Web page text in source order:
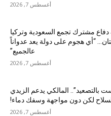
أغسطس 7, 2026
دفاع مشترك تجمع السعودية وتركيا
“أي هجوم على دولة يعد عدواناً
عالجميع”
أغسطس 7, 2026
بالتصعيد”.. المالكي يدعم الزيدي
لكن دون مواجهة وسفك دماء!
أغسطس 7, 2026